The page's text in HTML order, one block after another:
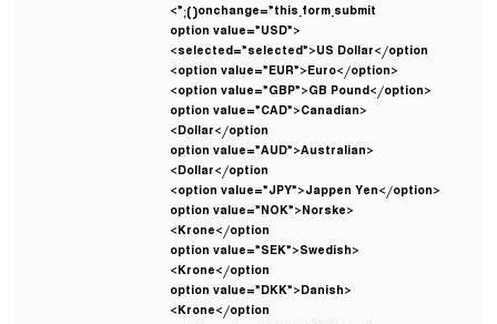
onchange=”this.form.submit();”>
<option value=”USD”
selected=”selected”>US Dollar</option>
<option value=”EUR”>Euro</option>
<option value=”GBP”>GB Pound</option>
<option value=”CAD”>Canadian
Dollar</option>
<option value=”AUD”>Australian
Dollar</option>
<option value=”JPY”>Jappen Yen</option>
<option value=”NOK”>Norske
Krone</option>
<option value=”SEK”>Swedish
Krone</option>
<option value=”DKK”>Danish
Krone</option>